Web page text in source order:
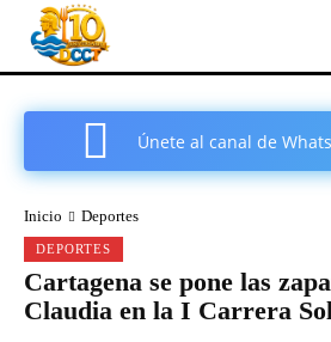
Únete al canal de
Inicio Deportes
DEPORTES
Cartagena se pone las
Claudia en la I Carrera